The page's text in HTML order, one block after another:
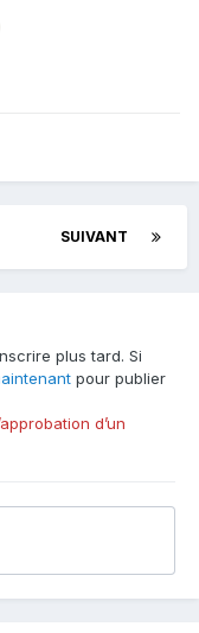
SUIVANT
plus tard. Si
pour publier
d’un